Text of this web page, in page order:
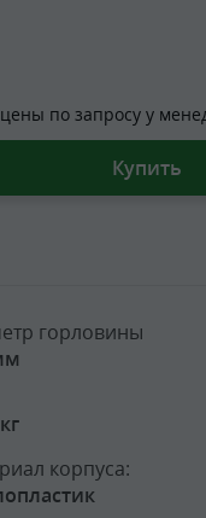
по запросу у
Купить
горловины
корпуса: